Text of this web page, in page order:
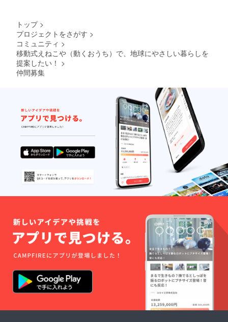
トップ >
プロジェクトをさがす >
コミュニティ >
移動式えねこや（動くおうち）で、地球にやさしい暮らしを
提案したい！ >
仲間募集